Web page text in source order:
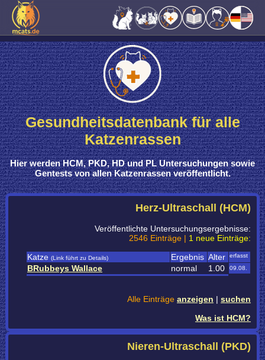
Gesundheitsdatenbank für alle
Katzenrassen
Hier werdenHCM, PKD, HD und PL Untersuchungen sowie
Gentestsvonallen Katzenrassenveröffentlicht.
Herz-Ultraschall (HCM)
Veröffentlichte Untersuchungsergebnisse:
2546 Einträge | 1 neue Einträge:
Katze (Link führt zu Details) Ergebnis Alter erfasst
BRubbeys Wallace normal 1.00 09.08.
Alle Einträge anzeigen | suchen
Was ist HCM?
Nieren-Ultraschall (PKD)